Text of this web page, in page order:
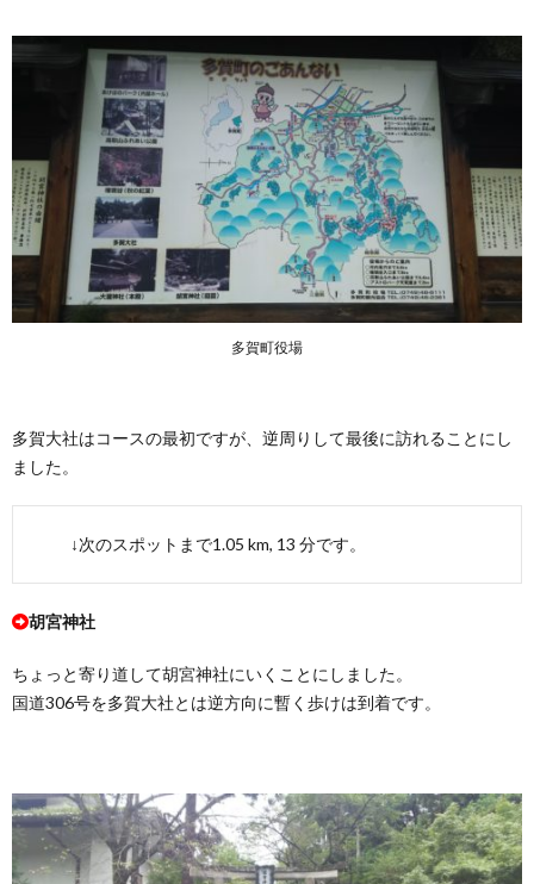
多賀町役場
多賀大社はコースの最初ですが、逆周りして最後に訪れることにし
ました。
↓次のスポットまで1.05 km, 13 分です。
胡宮神社
ちょっと寄り道して胡宮神社にいくことにしました。
国道306号を多賀大社とは逆方向に暫く歩けは到着です。